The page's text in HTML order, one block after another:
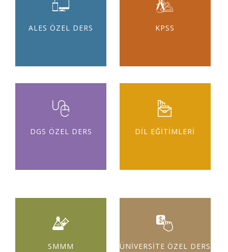
ALES ÖZEL DERS KPSS
DGS ÖZEL DERS DİL EĞİTİMLERİ
SMMM ÜNİVERSİTE ÖZEL DERS